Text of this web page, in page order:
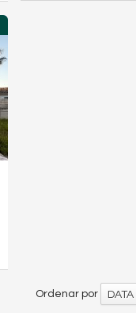
Ordenar por